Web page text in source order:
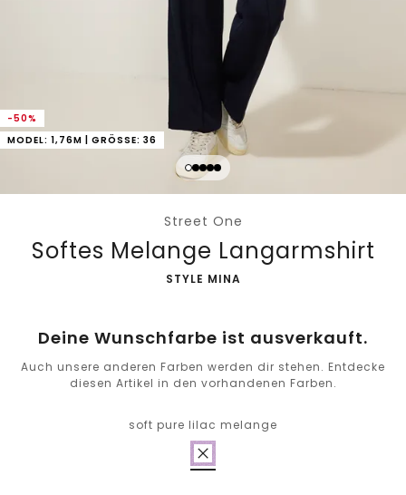
-50%
MODEL: 1,76M | GRÖSSE: 36
Street One
Softes Melange Langarmshirt
-
STYLE MINA
Deine Wunschfarbe ist ausverkauft.
Auch unsere anderen Farben werden dir stehen. Entdecke
diesen Artikel in den vorhandenen Farben.
soft pure lilac melange